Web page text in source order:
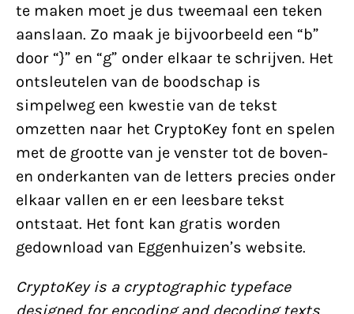
te maken moet je dus tweemaal een teken
aanslaan. Zo maak je bijvoorbeeld een “b”
door “}” en “g” onder elkaar te schrijven. Het
ontsleutelen van de boodschap is
simpelweg een kwestie van de tekst
omzetten naar het CryptoKey font en spelen
met de grootte van je venster tot de boven-
en onderkanten van de letters precies onder
elkaar vallen en er een leesbare tekst
ontstaat. Het font kan gratis worden
gedownload van Eggenhuizen’s website.
CryptoKey is a cryptographic typeface
designed for encoding and decoding texts.